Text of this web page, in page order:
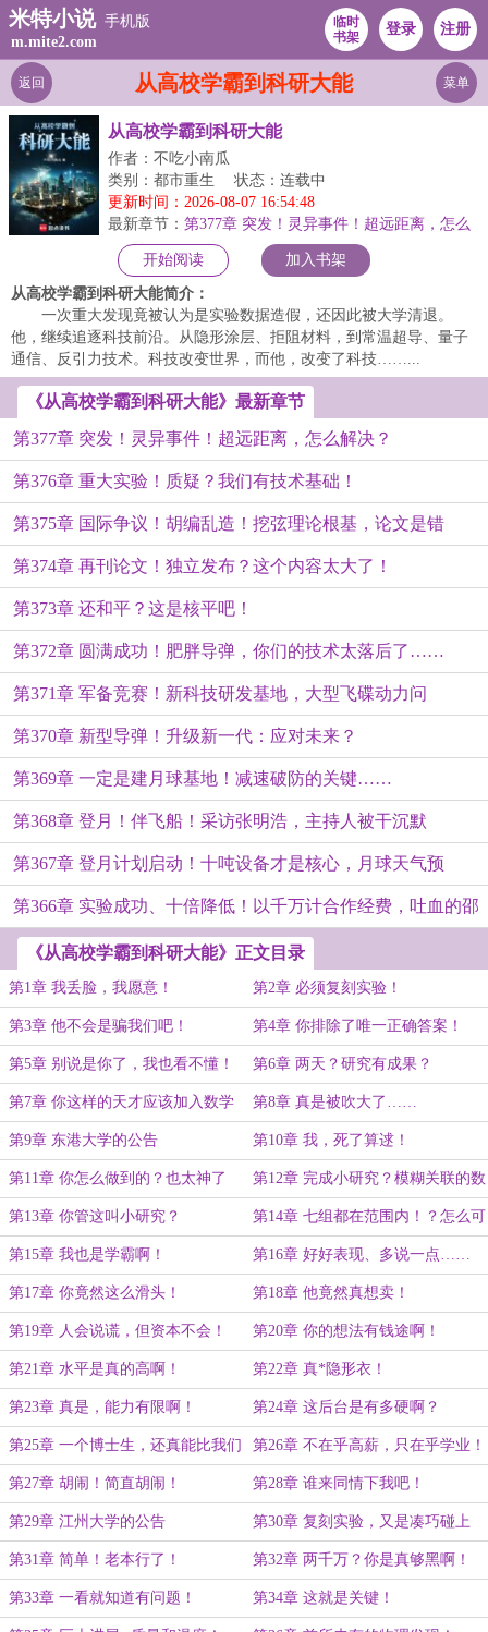
米特小说 手机版
m.mite2.com
临时
书架
登录 注册
从高校学霸到科研大能
返回 菜单
从高校学霸到科研大能
作者：不吃小南瓜
类别：都市重生
状态：连载中
更新时间：2026-08-07 16:54:48
最新章节： 第377章 突发！灵异事件！超远距离，怎么
解决？
开始阅读
加入书架
从高校学霸到科研大能简介：
一次重大发现竟被认为是实验数据造假，还因此被大学清退。
他，继续追逐科技前沿。从隐形涂层、拒阻材料，到常温超导、量子
通信、反引力技术。科技改变世界，而他，改变了科技……...
《从高校学霸到科研大能》最新章节
第377章 突发！灵异事件！超远距离，怎么解决？
第376章 重大实验！质疑？我们有技术基础！
第375章 国际争议！胡编乱造！挖弦理论根基，论文是错
的……
第374章 再刊论文！独立发布？这个内容太大了！
第373章 还和平？这是核平吧！
第372章 圆满成功！肥胖导弹，你们的技术太落后了……
第371章 军备竞赛！新科技研发基地，大型飞碟动力问
题……
第370章 新型导弹！升级新一代：应对未来？
第369章 一定是建月球基地！减速破防的关键……
第368章 登月！伴飞船！采访张明浩，主持人被干沉默
了……
第367章 登月计划启动！十吨设备才是核心，月球天气预
报！
第366章 实验成功、十倍降低！以千万计合作经费，吐血的邵
兵……《从高校学霸到科研大能》正文目录
第1章 我丢脸，我愿意！ 第2章 必须复刻实验！
第3章 他不会是骗我们吧！ 第4章 你排除了唯一正确答案！
第5章 别说是你了，我也看不懂！ 第6章 两天？研究有成果？
第7章 你这样的天才应该加入数学
系！
第8章 真是被吹大了……
第9章 东港大学的公告 第10章 我，死了算逑！
第11章 你怎么做到的？也太神了
吧！
第12章 完成小研究？模糊关联的数
学模型！
第13章 你管这叫小研究？ 第14章 七组都在范围内！？怎么可
能！
第15章 我也是学霸啊！ 第16章 好好表现、多说一点……
第17章 你竟然这么滑头！ 第18章 他竟然真想卖！
第19章 人会说谎，但资本不会！ 第20章 你的想法有钱途啊！
第21章 水平是真的高啊！ 第22章 真*隐形衣！
第23章 真是，能力有限啊！ 第24章 这后台是有多硬啊？
第25章 一个博士生，还真能比我们
强？
第26章 不在乎高薪，只在乎学业！
第27章 胡闹！简直胡闹！ 第28章 谁来同情下我吧！
第29章 江州大学的公告 第30章 复刻实验，又是凑巧碰上
了？
第31章 简单！老本行了！ 第32章 两千万？你是真够黑啊！
第33章 一看就知道有问题！ 第34章 这就是关键！